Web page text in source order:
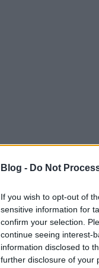
Blog - Do Not
If you wish to opt-out of
sensitive information for
confirm your selection.
continue seeing interest-
information disclosed to
further disclosure of your